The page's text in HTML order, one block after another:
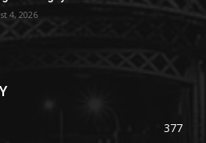
4, 2026
377